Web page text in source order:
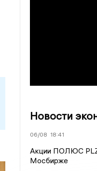
Новости
06/08 18:41
Акции ПОЛЮС
Мосбирже